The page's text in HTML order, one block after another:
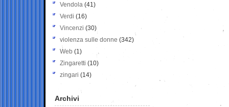
Vendola (41)
Verdi (16)
Vincenzi (30)
violenza sulle donne (342)
Web (1)
Zingaretti (10)
zingari (14)
Archivi